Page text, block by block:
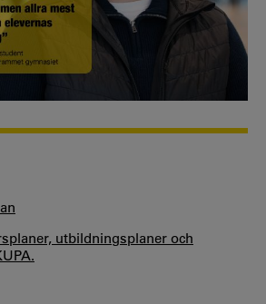
utbildningsplaner och